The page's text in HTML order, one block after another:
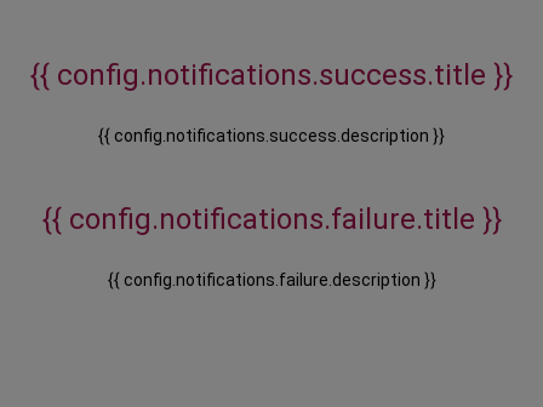
{{ config.notifications.success.title }}
{{ config.notifications.success.description }}
{{ config.notifications.failure.title }}
{{ config.notifications.failure.description }}